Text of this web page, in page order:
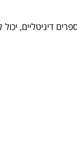
דיגיטליים,